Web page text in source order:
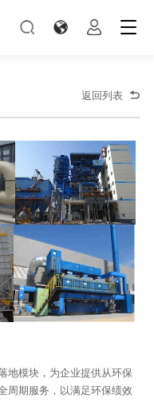
返回列表
地模块，为企业提供从环保
周期服务，以满足环保绩效